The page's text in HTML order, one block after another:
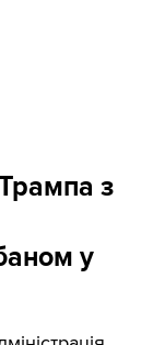
з
у